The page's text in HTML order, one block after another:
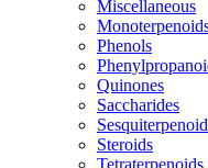
Miscellaneous
Phenols
Quinones
Saccharides
Steroids
Tetraterpenoids